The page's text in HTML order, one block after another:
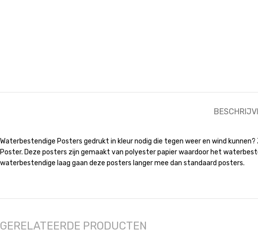
Waterbestendige Posters gedrukt in kleur nodig die tegen weer en wind
Poster. Deze posters zijn gemaakt van polyester papier waardoor het
waterbestendige laag gaan deze posters langer mee dan standaard posters.
GERELATEERDE PRODUCTEN